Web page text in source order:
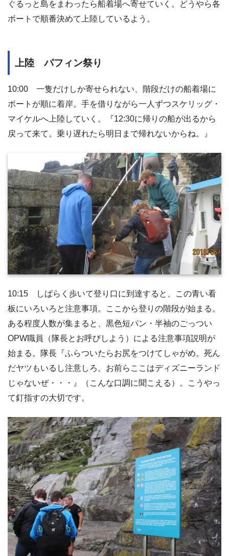
ぐるっと島をまわったら船着場へ寄せていく。どうやら各
ボートで順番決めて上陸しているよう。
上陸 パフィン祭り
10:00 一隻だけしか寄せられない、階段だけの船着場に
ボートが順に着岸。手を借りながら一人ずつスケリッグ・
マイケルへ上陸していく。『12:30に帰りの船が出るから
戻って来て。乗り遅れたら明日まで帰れないからね。』
10:15 しばらく歩いて登り口に到達すると、この青い看
板にいろいろと注意事項。ここから登りの階段が始まる。
ある程度人数が集まると、黒色短パン・半袖のごっつい
OPW職員（隊長とお呼びしよう）による注意事項説明が
始まる。隊長『ふらついたらお尻をつけてしゃがめ。死ん
だヤツもいるし注意しろ。お前らここはディズニーランド
じゃないぜ・・・』（こんな口調に聞こえる）。こうやっ
て釘指すの大切です。